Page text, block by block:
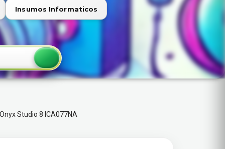
Insumos Informaticos
Studio 8 ICA077NA